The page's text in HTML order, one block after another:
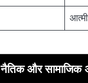
नैतिक और सामाजिक